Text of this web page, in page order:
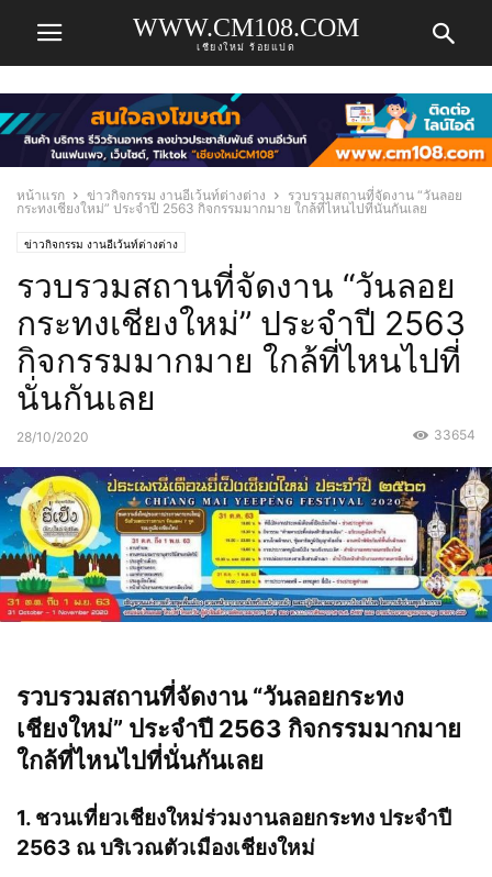
WWW.CM108.COM
เชียงใหม่ ร้อยแปด
หน้าแรก ข่าวกิจกรรม งานอีเว้นท์ต่างต่าง
รวบรวมสถานที่จัดงาน “วันลอย
กระทงเชียงใหม่” ประจำปี 2563 กิจกรรมมากมาย ใกล้ที่ไหนไปที่นั่นกันเลย
ข่าวกิจกรรม งานอีเว้นท์ต่างต่าง
รวบรวมสถานที่จัดงาน “วันลอย
กระทงเชียงใหม่” ประจำปี 2563
กิจกรรมมากมาย ใกล้ที่ไหนไปที่
นั่นกันเลย
28/10/2020 33654
รวบรวมสถานที่จัดงาน “วันลอยกระทง
เชียงใหม่” ประจำปี 2563 กิจกรรมมากมาย
ใกล้ที่ไหนไปที่นั่นกันเลย
1. ชวนเที่ยวเชียงใหม่ร่วมงานลอยกระทง ประจำปี
2563 ณ บริเวณตัวเมืองเชียงใหม่